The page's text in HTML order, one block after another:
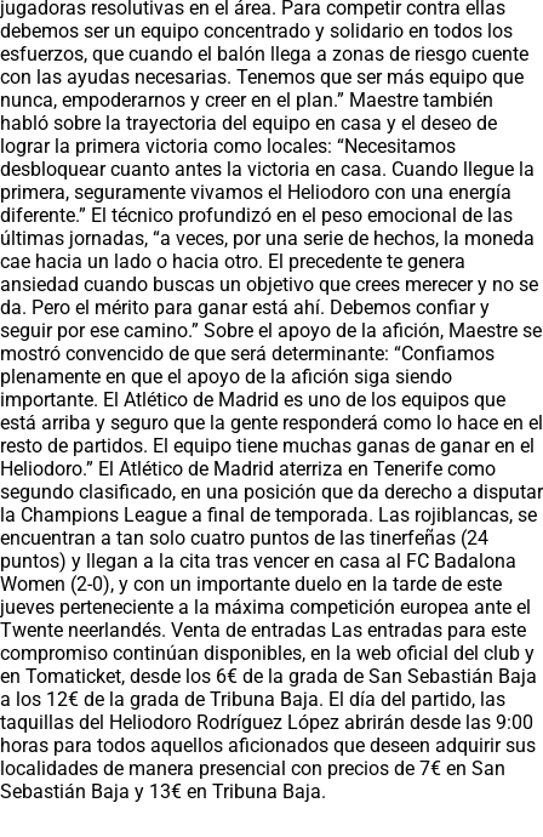
jugadoras resolutivas en el área. Para competir contra ellas
debemos ser un equipo concentrado y solidario en todos los
esfuerzos, que cuando el balón llega a zonas de riesgo cuente
con las ayudas necesarias. Tenemos que ser más equipo que
nunca, empoderarnos y creer en el plan.” Maestre también
habló sobre la trayectoria del equipo en casa y el deseo de
lograr la primera victoria como locales: “Necesitamos
desbloquear cuanto antes la victoria en casa. Cuando llegue la
primera, seguramente vivamos el Heliodoro con una energía
diferente.” El técnico profundizó en el peso emocional de las
últimas jornadas, “a veces, por una serie de hechos, la moneda
cae hacia un lado o hacia otro. El precedente te genera
ansiedad cuando buscas un objetivo que crees merecer y no se
da. Pero el mérito para ganar está ahí. Debemos confiar y
seguir por ese camino.” Sobre el apoyo de la afición, Maestre se
mostró convencido de que será determinante: “Confiamos
plenamente en que el apoyo de la afición siga siendo
importante. El Atlético de Madrid es uno de los equipos que
está arriba y seguro que la gente responderá como lo hace en el
resto de partidos. El equipo tiene muchas ganas de ganar en el
Heliodoro.” El Atlético de Madrid aterriza en Tenerife como
segundo clasificado, en una posición que da derecho a disputar
la Champions League a final de temporada. Las rojiblancas, se
encuentran a tan solo cuatro puntos de las tinerfeñas (24
puntos) y llegan a la cita tras vencer en casa al FC Badalona
Women (2-0), y con un importante duelo en la tarde de este
jueves perteneciente a la máxima competición europea ante el
Twente neerlandés. Venta de entradas Las entradas para este
compromiso continúan disponibles, en la web oficial del club y
en Tomaticket, desde los 6€ de la grada de San Sebastián Baja
a los 12€ de la grada de Tribuna Baja. El día del partido, las
taquillas del Heliodoro Rodríguez López abrirán desde las 9:00
horas para todos aquellos aficionados que deseen adquirir sus
localidades de manera presencial con precios de 7€ en San
Sebastián Baja y 13€ en Tribuna Baja.